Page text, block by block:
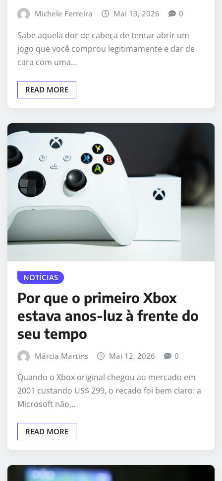
Michele Ferreira Mai 13, 2026 0
Sabe aquela dor de cabeça de tentar abrir um
jogo que você comprou legitimamente e dar de
cara com uma…
READ MORE
NOTÍCIAS
Por que o primeiro Xbox
estava anos-luz à frente do
seu tempo
Márcia Martins Mai 12, 2026 0
Quando o Xbox original chegou ao mercado em
2001 custando US$ 299, o recado foi bem claro: a
Microsoft não…
READ MORE